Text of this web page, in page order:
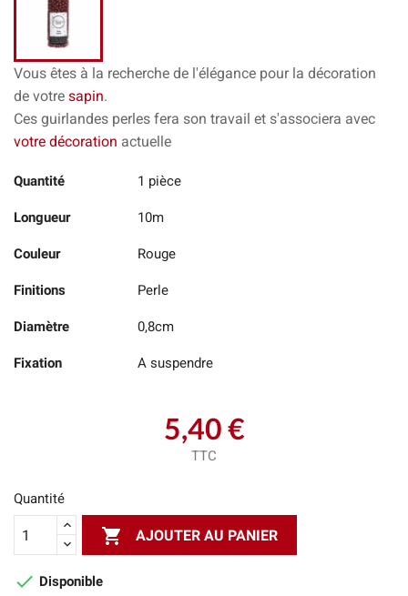
Vous êtes à la recherche de l'élégance pour la décoration
de votre sapin.
Ces guirlandes perles fera son travail et s'associera avec
votre décoration actuelle
Quantité 1 pièce
Longueur 10m
Couleur Rouge
Finitions Perle
Diamètre 0,8cm
Fixation A suspendre
5,40 €
TTC
Quantité
 AJOUTER AU PANIER
 Disponible